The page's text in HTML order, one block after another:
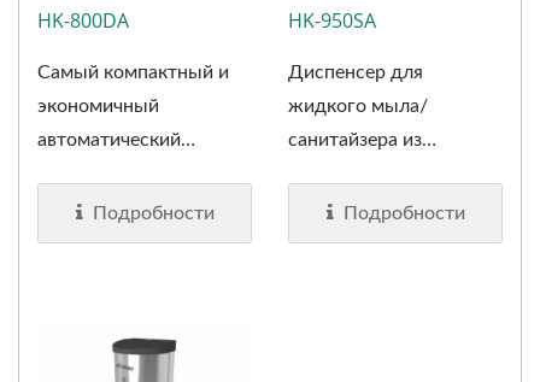
HK-800DA
Самый компактный и
экономичный
автоматический
Подробности
HK-950SA
Диспенсер для
жидкого мыла/
санитайзера из
Подробности